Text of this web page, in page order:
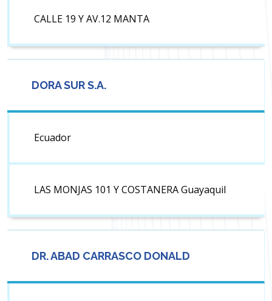
CALLE 19 Y AV.12 MANTA
DORA SUR S.A.
Ecuador
LAS MONJAS 101 Y COSTANERA Guayaquil
DR. ABAD CARRASCO DONALD